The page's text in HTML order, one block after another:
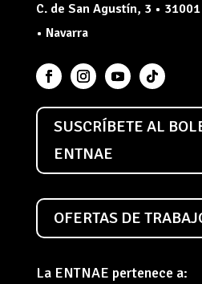
C. de San Agustín, 3 •
• Navarra
SUSCRÍBETE AL
ENTNAE
OFERTAS DE
La ENTNAE pertenece a: